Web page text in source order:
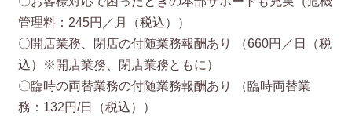
管理料：245円／月（税込））
〇開店業務、閉店の付随業務報酬あり （660円／⽇（税
込）※開店業務、閉店業務ともに）
〇臨時の両替業務の付随業務報酬あり （臨時両替業
務：132円/⽇（税込））